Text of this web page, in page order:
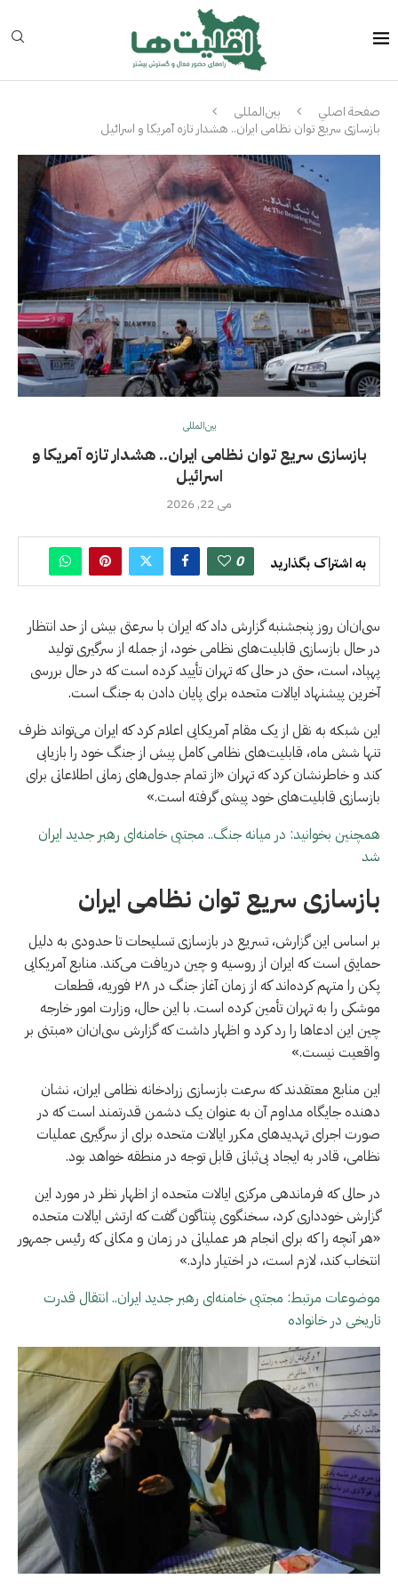
صفحة اصلي
بین‌المللی
بازسازی سریع توان نظامی ایران.. هشدار تازه آمریکا و اسرائیل
بین‌المللی
بازسازی سریع توان نظامی ایران.. هشدار تازه آمریکا و
اسرائیل
می 22, 2026
به اشتراک بگذارید 0
سی‌ان‌ان روز پنجشنبه گزارش داد که ایران با سرعتی بیش از حد انتظار
در حال بازسازی قابلیت‌های نظامی خود، از جمله از سرگیری تولید
پهپاد، است، حتی در حالی که تهران تأیید کرده است که در حال بررسی
آخرین پیشنهاد ایالات متحده برای پایان دادن به جنگ است.
این شبکه به نقل از یک مقام آمریکایی اعلام کرد که ایران می‌تواند ظرف
تنها شش ماه، قابلیت‌های نظامی کامل پیش از جنگ خود را بازیابی
کند و خاطرنشان کرد که تهران «از تمام جدول‌های زمانی اطلاعاتی برای
بازسازی قابلیت‌های خود پیشی گرفته است.»
همچنین بخوانید: در میانه جنگ.. مجتبی خامنه‌ای رهبر جدید ایران
شد
بازسازی سریع توان نظامی ایران
بر اساس این گزارش، تسریع در بازسازی تسلیحات تا حدودی به دلیل
حمایتی است که ایران از روسیه و چین دریافت می‌کند. منابع آمریکایی
پکن را متهم کرده‌اند که از زمان آغاز جنگ در ۲۸ فوریه، قطعات
موشکی را به تهران تأمین کرده است. با این حال، وزارت امور خارجه
چین این ادعاها را رد کرد و اظهار داشت که گزارش سی‌ان‌ان «مبتنی بر
واقعیت نیست.»
این منابع معتقدند که سرعت بازسازی زرادخانه نظامی ایران، نشان
دهنده جایگاه مداوم آن به عنوان یک دشمن قدرتمند است که در
صورت اجرای تهدیدهای مکرر ایالات متحده برای از سرگیری عملیات
نظامی، قادر به ایجاد بی‌ثباتی قابل توجه در منطقه خواهد بود.
در حالی که فرماندهی مرکزی ایالات متحده از اظهار نظر در مورد این
گزارش خودداری کرد، سخنگوی پنتاگون گفت که ارتش ایالات متحده
«هر آنچه را که برای انجام هر عملیاتی در زمان و مکانی که رئیس جمهور
انتخاب کند، لازم است، در اختیار دارد.»
موضوعات مرتبط: مجتبی خامنه‌ای رهبر جدید ایران.. انتقال قدرت
تاریخی در خانواده